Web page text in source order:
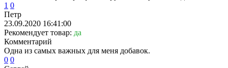
1 0
Петр
23.09.2020 16:41:00
Рекомендует товар: да
Комментарий
Одна из самых важных для меня добавок.
0 0